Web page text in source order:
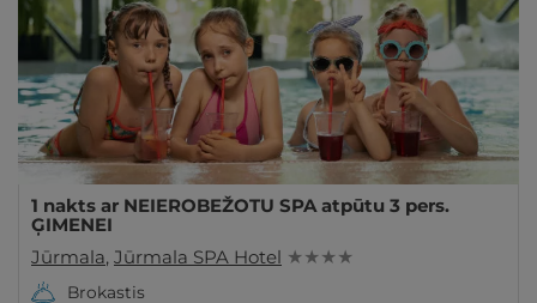
1 nakts ar NEIEROBEŽOTU SPA atpūtu 3 pers.
ĢIMENEI
Jūrmala, Jūrmala SPA Hotel ★ ★ ★ ★
Brokastis